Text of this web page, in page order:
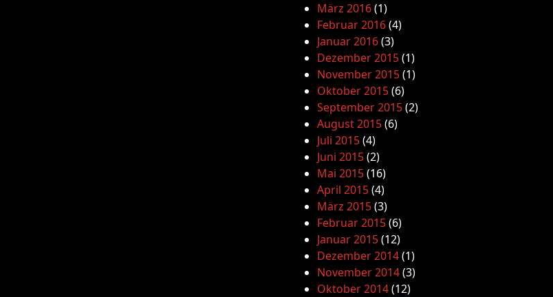
März 2016(1)
Februar 2016(4)
Januar 2016(3)
Dezember 2015(1)
November 2015(1)
Oktober 2015(6)
September 2015(2)
August 2015(6)
Juli 2015(4)
Juni 2015(2)
Mai 2015(16)
April 2015(4)
März 2015(3)
Februar 2015(6)
Januar 2015(12)
Dezember 2014(1)
November 2014(3)
Oktober 2014(12)